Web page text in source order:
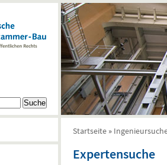
Startseite »
Expertensuche